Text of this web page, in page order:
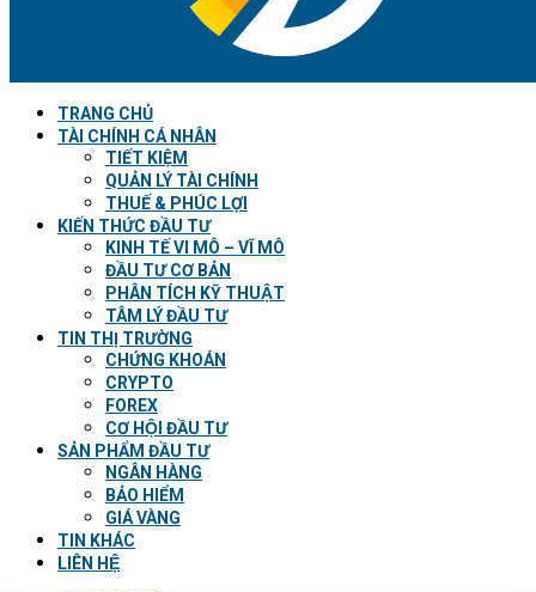
TRANG CHỦ
TÀI CHÍNH CÁ NHÂN
TIẾT KIỆM
QUẢN LÝ TÀI CHÍNH
THUẾ & PHÚC LỢI
KIẾN THỨC ĐẦU TƯ
KINH TẾ VI MÔ – VĨ MÔ
ĐẦU TƯ CƠ BẢN
PHÂN TÍCH KỸ THUẬT
TÂM LÝ ĐẦU TƯ
TIN THỊ TRƯỜNG
CHỨNG KHOÁN
CRYPTO
FOREX
CƠ HỘI ĐẦU TƯ
SẢN PHẨM ĐẦU TƯ
NGÂN HÀNG
BẢO HIỂM
GIÁ VÀNG
TIN KHÁC
LIÊN HỆ